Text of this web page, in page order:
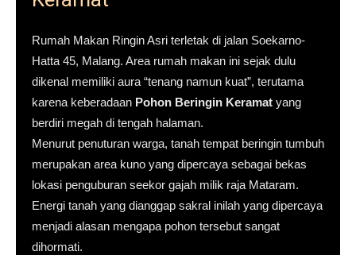
Rumah Makan Ringin Asri terletak di jalan Soekarno-
Hatta 45, Malang. Area rumah makan ini sejak dulu
dikenal memiliki aura “tenang namun kuat”, terutama
karena keberadaan Pohon Beringin Keramat yang
berdiri megah di tengah halaman.
Menurut penuturan warga, tanah tempat beringin tumbuh
merupakan area kuno yang dipercaya sebagai bekas
lokasi penguburan seekor gajah milik raja Mataram.
Energi tanah yang dianggap sakral inilah yang dipercaya
menjadi alasan mengapa pohon tersebut sangat
dihormati.